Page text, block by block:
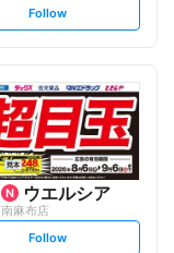
s
l
o
w
Follow
ウエルシア
南麻布店
s
Follow